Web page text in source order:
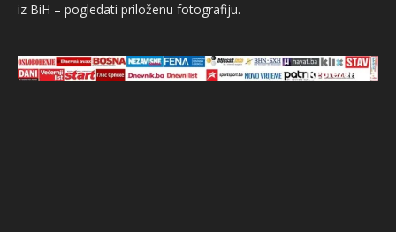
iz BiH – pogledati priloženu fotografiju.